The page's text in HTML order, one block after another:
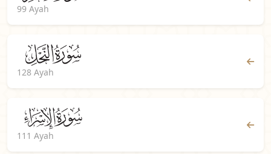
99 Ayah
128 Ayah
111 Ayah